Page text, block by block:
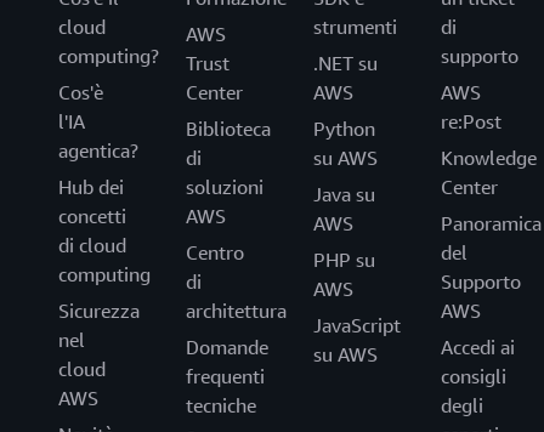
cloud
computing?
Cos'è
l'IA
agentica?
Hub dei
concetti
di cloud
computing
Sicurezza
nel
cloud
AWS
AWS
Trust
Center
Biblioteca
di
soluzioni
AWS
Centro
di
architettura
Domande
frequenti
tecniche
strumenti
.NET su
AWS
Python
su AWS
Java su
AWS
PHP su
AWS
JavaScript
su AWS
di
supporto
AWS
re:Post
Knowledge
Center
Panoramica
del
Supporto
AWS
Accedi ai
consigli
degli